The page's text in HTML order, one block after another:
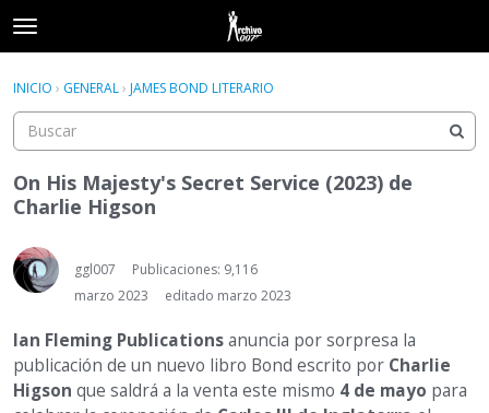
t
o
g
e
m
e
n
u
Acceder Registrarse
Hilos
Actividad
Acceder Registrarse
INICIO › GENERAL› JAMES BOND LITERARIO
On His Majesty's Secret Service (2023) de
Charlie Higson
ggl007
Publicaciones: 9,116
marzo 2023
editado marzo 2023
Ian Fleming Publicationsanuncia por sorpresa la
publicación de un nuevo libro Bond escrito por Charlie
Higson que saldrá a la venta este mismo 4 de mayo para